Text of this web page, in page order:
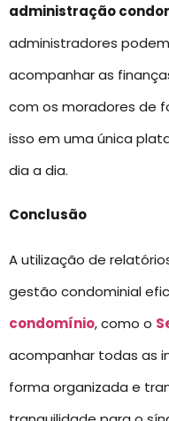
administração
administradores
acompanhar as
com os moradores de
isso em uma única
dia a dia.
Conclusão
A utilização de
gestão condominial
condomínio, como o
acompanhar todas as
forma organizada e